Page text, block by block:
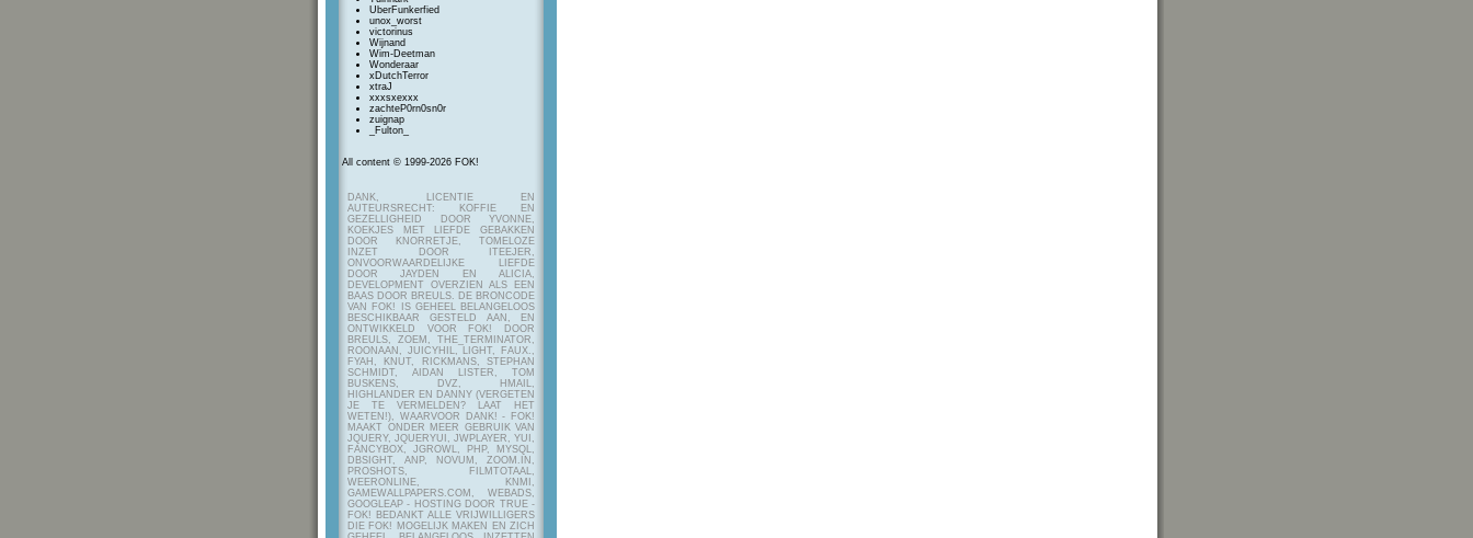
UberFunkerfied
unox_worst
victorinus
Wijnand
Wim-Deetman
Wonderaar
xDutchTerror
xtraJ
xxxsxexxx
zachteP0rn0sn0r
zuignap
_Fulton_
All content © 1999-2026 FOK!
DANK, LICENTIE EN
AUTEURSRECHT: KOFFIE EN
GEZELLIGHEID DOOR YVONNE,
KOEKJES MET LIEFDE GEBAKKEN
DOOR KNORRETJE, TOMELOZE
INZET DOOR ITEEJER,
ONVOORWAARDELIJKE LIEFDE
DOOR JAYDEN EN ALICIA,
DEVELOPMENT OVERZIEN ALS EEN
BAAS DOOR BREULS. DE BRONCODE
VAN FOK! IS GEHEEL BELANGELOOS
BESCHIKBAAR GESTELD AAN, EN
ONTWIKKELD VOOR FOK! DOOR
BREULS, ZOEM, THE_TERMINATOR,
ROONAAN, JUICYHIL, LIGHT, FAUX.,
FYAH, KNUT, RICKMANS, STEPHAN
SCHMIDT, AIDAN LISTER, TOM
BUSKENS, DVZ, HMAIL,
HIGHLANDER EN DANNY (VERGETEN
JE TE VERMELDEN? LAAT HET
WETEN!), WAARVOOR DANK! - FOK!
MAAKT ONDER MEER GEBRUIK VAN
JQUERY, JQUERYUI, JWPLAYER, YUI,
FANCYBOX, JGROWL, PHP, MYSQL,
DBSIGHT, ANP, NOVUM, ZOOM.IN,
PROSHOTS, FILMTOTAAL,
WEERONLINE, KNMI,
GAMEWALLPAPERS.COM, WEBADS,
GOOGLEAP - HOSTING DOOR TRUE -
FOK! BEDANKT ALLE VRIJWILLIGERS
DIE FOK! MOGELIJK MAKEN EN ZICH